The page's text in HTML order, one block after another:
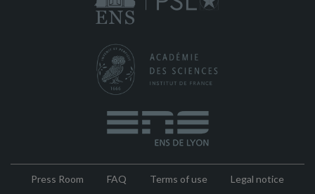
Press Room FAQ Terms of use
Legal notice